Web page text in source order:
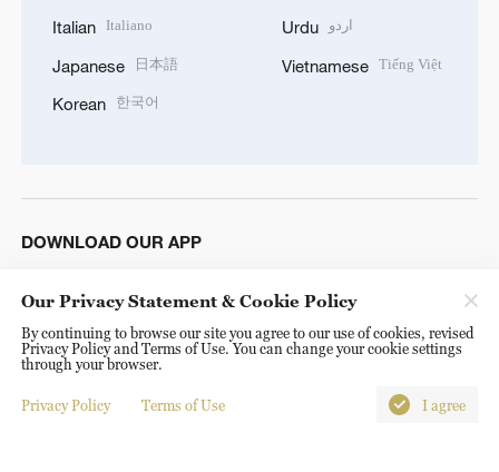
Italian Italiano
Japanese 日本語
Korean 한국어
Urdu اردو
Vietnamese Tiếng Việt
DOWNLOAD OUR APP
Copyright © 2024 CGTN.
Our Privacy Statement & Cookie Policy
By continuing to browse our site you agree to our use of cookies, revised
Privacy Policy and Terms of Use. You can change your cookie settings
through your browser.
Privacy Policy Terms of Use I agree